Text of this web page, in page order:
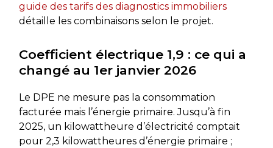
guide des tarifs des diagnostics immobiliers
détaille les combinaisons selon le projet.
Coefficient électrique 1,9 : ce qui a
changé au 1er janvier 2026
Le DPE ne mesure pas la consommation
facturée mais l’énergie primaire. Jusqu’à fin
2025, un kilowattheure d’électricité comptait
pour 2,3 kilowattheures d’énergie primaire ;